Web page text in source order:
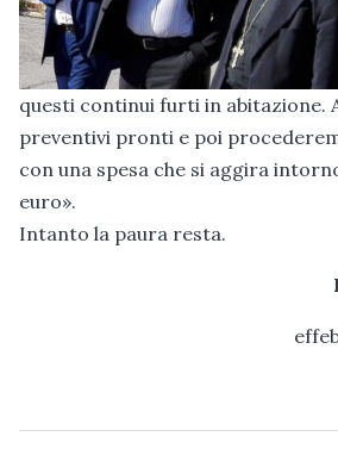
questi continui furti in abitazione.
preventivi pronti e poi
con una spesa che si aggira
euro».
Intanto la paura resta.